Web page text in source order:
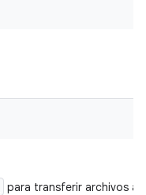
para transferir archivos al